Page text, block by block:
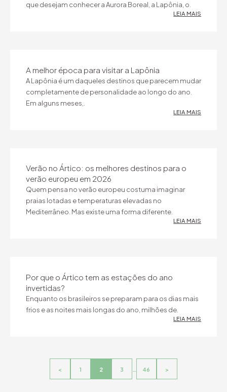
que desejam conhecer a Aurora Boreal, a Lapônia, o.
LEIA MAIS
A melhor época para visitar a Lapônia
A Lapônia é um daqueles destinos que parecem mudar
completamente de personalidade ao longo do ano.
Em alguns meses,.
LEIA MAIS
Verão no Ártico: os melhores destinos para o
verão europeu em 2026
Quem pensa no verão europeu costuma imaginar
praias lotadas e temperaturas elevadas no
Mediterrâneo. Mas existe uma forma diferente.
LEIA MAIS
Por que o Ártico tem as estações do ano
invertidas?
Enquanto os brasileiros se preparam para os dias mais
frios e as noites mais longas do ano, milhões de.
LEIA MAIS
< 1 2 3 46 >